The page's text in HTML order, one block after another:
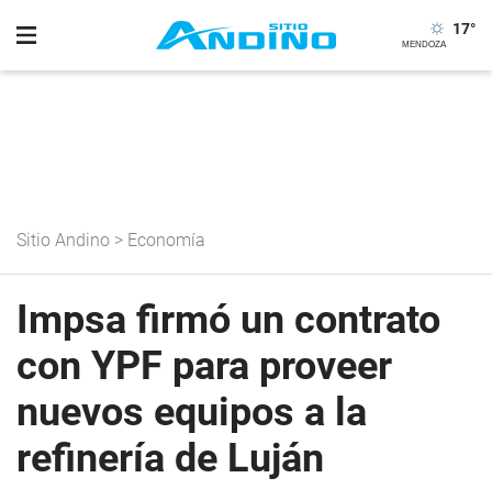
17°
Sitio Andino > Economía
Impsa firmó un contrato
con YPF para proveer
nuevos equipos a la
refinería de Luján